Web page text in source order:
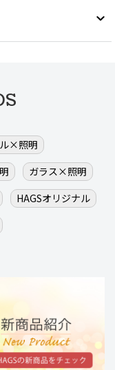
×照明
ガラス×照明
HAGSオリジナル